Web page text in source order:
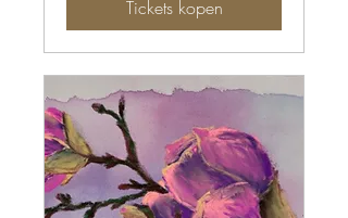
Tickets kopen